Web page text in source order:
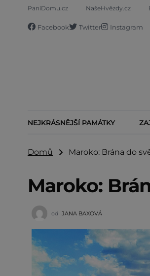
PaníDomu.cz NašeHvězdy.cz
Facebook Twitter Instagram
NEJKRÁSNĚJŠÍ PAMÁTKY
Domů Maroko: Brána do
Maroko:
od JANA BAXOVÁ